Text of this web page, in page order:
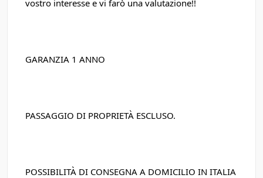
vostro interesse e vi farò una valutazione!!
GARANZIA 1 ANNO
PASSAGGIO DI PROPRIETÀ ESCLUSO.
POSSIBILITÀ DI CONSEGNA A DOMICILIO IN ITALIA